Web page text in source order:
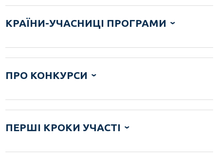
КРАЇНИ-УЧАСНИЦІ ПРОГРАМИ
ПРО КОНКУРСИ
ПЕРШІ КРОКИ УЧАСТІ